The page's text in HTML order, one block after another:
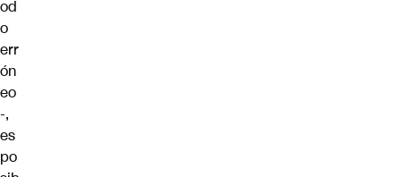
od
o
err
ón
eo
-,
es
po